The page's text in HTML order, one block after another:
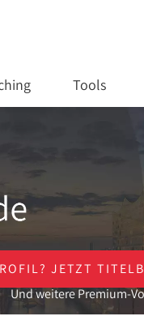
Tools
JETZT
Und weitere Premium-